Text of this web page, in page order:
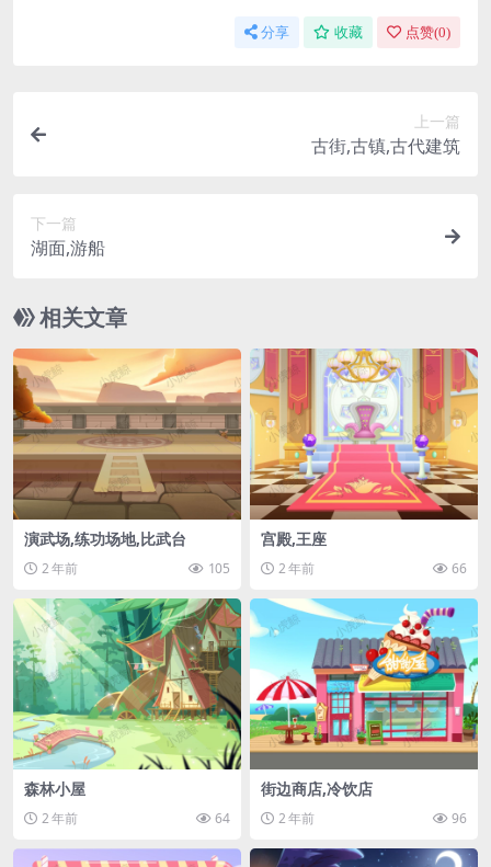
分享 收藏 点赞(0)
上一篇
古街,古镇,古代建筑
下一篇
湖面,游船
相关文章
演武场,练功场地,比武台
2 年前 105
宫殿,王座
2 年前 66
森林小屋
2 年前 64
街边商店,冷饮店
2 年前 96